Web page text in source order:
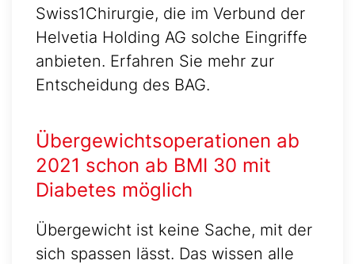
Swiss1Chirurgie, die im Verbund der
Helvetia Holding AG solche Eingriffe
anbieten. Erfahren Sie mehr zur
Entscheidung des BAG.
Übergewichtsoperationen ab
2021 schon ab BMI 30 mit
Diabetes möglich
Übergewicht ist keine Sache, mit der
sich spassen lässt. Das wissen alle